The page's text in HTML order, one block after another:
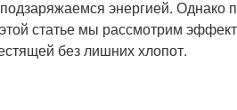
энергией. Однако
статье мы рассмотрим
без лишних хлопот.